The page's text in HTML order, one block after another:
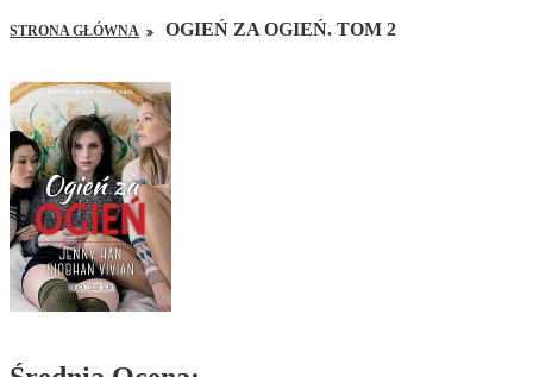
STRONA GŁÓWNA OGIEŃ ZA OGIEŃ. TOM 2